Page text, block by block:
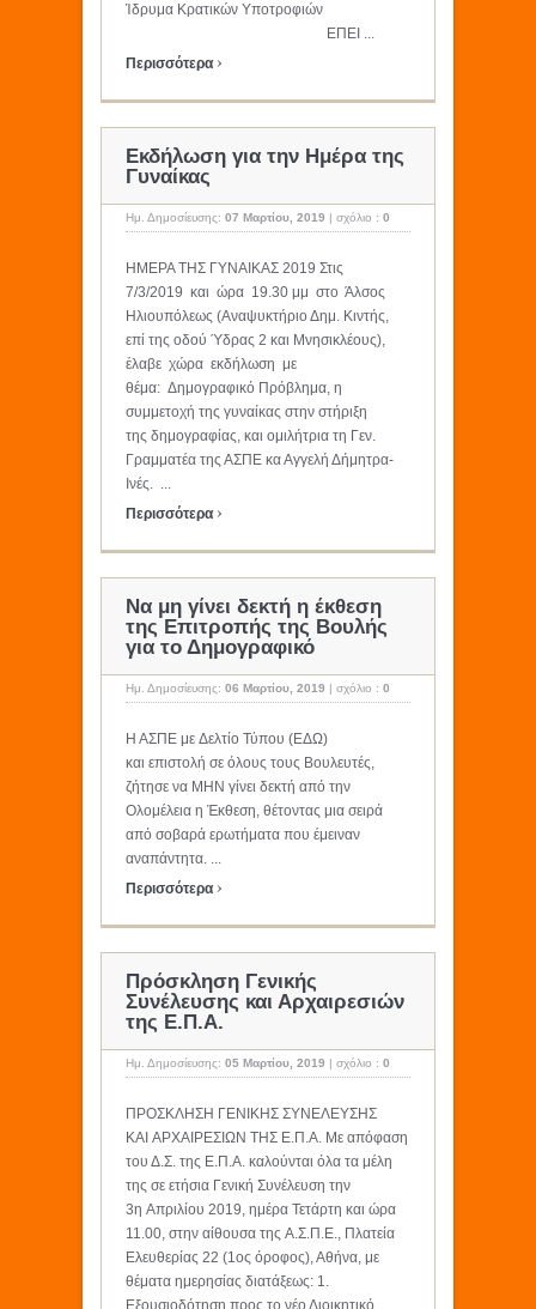
Ίδρυμα Κρατικών Υποτροφιών
ΕΠΕΙ ...
Περισσότερα ›
Εκδήλωση για την Ημέρα της
Γυναίκας
Ημ. Δημοσίευσης: 07 Μαρτίου, 2019 | σχόλιο : 0
ΗΜΕΡΑ ΤΗΣ ΓΥΝΑΙΚΑΣ 2019 Στις
7/3/2019 και ώρα 19.30 μμ στο Άλσος
Ηλιουπόλεως (Αναψυκτήριο Δημ. Κιντής,
επί της οδού Ύδρας 2 και Μνησικλέους),
έλαβε χώρα εκδήλωση με
θέμα: Δημογραφικό Πρόβλημα, η
συμμετοχή της γυναίκας στην στήριξη
της δημογραφίας, και ομιλήτρια τη Γεν.
Γραμματέα της ΑΣΠΕ κα Αγγελή Δήμητρα-
Ινές. ...
Περισσότερα ›
Να μη γίνει δεκτή η έκθεση
της Επιτροπής της Βουλής
για το Δημογραφικό
Ημ. Δημοσίευσης: 06 Μαρτίου, 2019 | σχόλιο : 0
Η ΑΣΠΕ με Δελτίο Τύπου (ΕΔΩ)
και επιστολή σε όλους τους Βουλευτές,
ζήτησε να ΜΗΝ γίνει δεκτή από την
Ολομέλεια η Έκθεση, θέτοντας μια σειρά
από σοβαρά ερωτήματα που έμειναν
αναπάντητα. ...
Περισσότερα ›
Πρόσκληση Γενικής
Συνέλευσης και Αρχαιρεσιών
της Ε.Π.Α.
Ημ. Δημοσίευσης: 05 Μαρτίου, 2019 | σχόλιο : 0
ΠΡΟΣΚΛΗΣΗ ΓΕΝΙΚΗΣ ΣΥΝΕΛΕΥΣΗΣ
ΚΑΙ ΑΡΧΑΙΡΕΣΙΩΝ ΤΗΣ Ε.Π.Α. Με απόφαση
του Δ.Σ. της Ε.Π.Α. καλούνται όλα τα μέλη
της σε ετήσια Γενική Συνέλευση την
3η Απριλίου 2019, ημέρα Τετάρτη και ώρα
11.00, στην αίθουσα της Α.Σ.Π.Ε., Πλατεία
Ελευθερίας 22 (1ος όροφος), Αθήνα, με
θέματα ημερησίας διατάξεως: 1.